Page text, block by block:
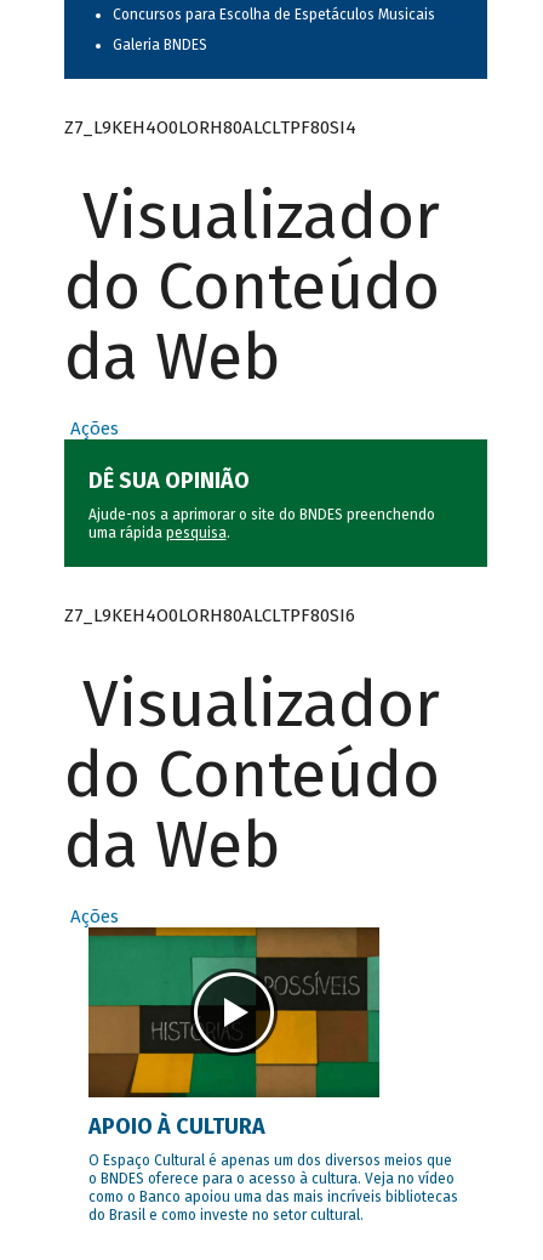
Concursos para Escolha de Espetáculos Musicais
Galeria BNDES
Z7_L9KEH4O0LORH80ALCLTPF80SI4
Visualizador
do Conteúdo
da Web
Ações
DÊ SUA OPINIÃO
Ajude-nos a aprimorar o site do BNDES preenchendo
uma rápida pesquisa.
Z7_L9KEH4O0LORH80ALCLTPF80SI6
Visualizador
do Conteúdo
da Web
Ações
APOIO À CULTURA
O Espaço Cultural é apenas um dos diversos meios que
o BNDES oferece para o acesso à cultura. Veja no vídeo
como o Banco apoiou uma das mais incríveis bibliotecas
do Brasil e como investe no setor cultural.